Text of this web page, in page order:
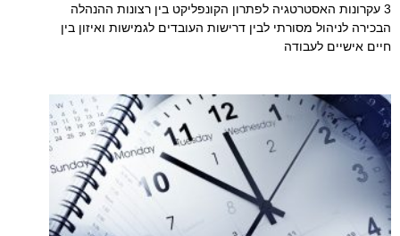
3 עקרונות האסטרטגיה לפתרון הקונפליקט בין רצונות ההנהלה
הבכירה לניהול מסורתי לבין דרישות העובדים לגמישות ואיזון בין
חיים אישיים לעבודה